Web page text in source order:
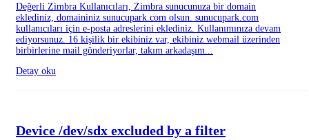
Değerli Zimbra Kullanıcıları, Zimbra sunucunuza bir domain
eklediniz, domaininiz sunucupark.com olsun. sunucupark.com
kullanıcıları için e-posta adreslerini eklediniz. Kullanımınıza devam
ediyorsunuz. 16 kişilik bir ekibiniz var, ekibiniz webmail üzerinden
birbirlerine mail gönderiyorlar, takım arkadaşım...
Detay oku
Device /dev/sdx excluded by a filter